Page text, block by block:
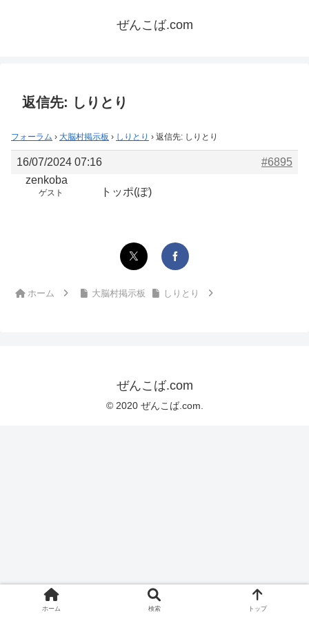
ぜんこば.com
返信先: しりとり
フォーラム › 大脳村掲示板 › しりとり › 返信先: しりとり
16/07/2024 07:16
#6895
zenkoba
ゲスト トッポ(ぽ)
ホーム 大脳村掲示板 しりとり
ぜんこば.com
© 2020 ぜんこば.com.
ホーム 検索 トップ